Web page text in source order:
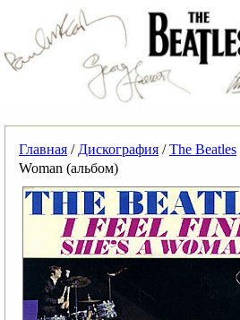
Главная / Дискография /The Beatles
Woman (альбом)